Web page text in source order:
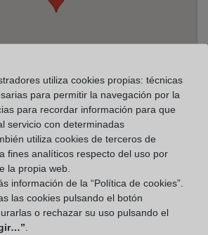
46010
utiliza cookies propias: técnicas
para permitir la navegación por la
para recordar información para que
servicio con determinadas
utiliza cookies de terceros de
fines analíticos respecto del uso por
la propia web.
información de la “Política de cookies”.
las cookies pulsando el botón
o rechazar su uso pulsando el